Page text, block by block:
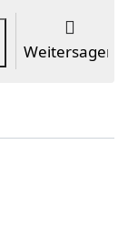
Weitersagen